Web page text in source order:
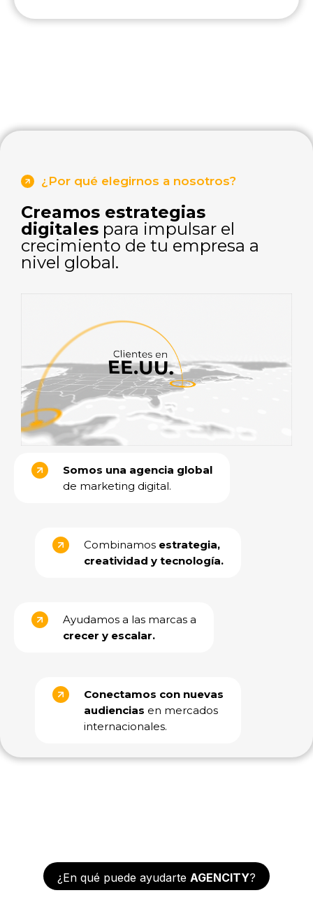
¿Por qué elegirnos a nosotros?
Creamos estrategias
digitales para impulsar el
crecimiento de tu empresa a
nivel global.
Somos una agencia global
de marketing digital.
Combinamos estrategia,
creatividad y tecnología.
Ayudamos a las marcas a
crecer y escalar.
Conectamos con nuevas
audiencias en mercados
internacionales.
¿En qué puede ayudarte AGENCITY?